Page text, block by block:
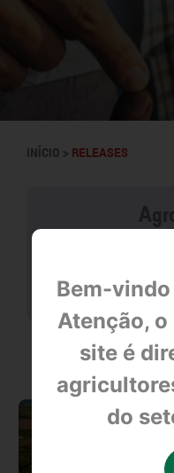
Bem-
Atenção,
site é
do
INÍCIO > RELEASES
null